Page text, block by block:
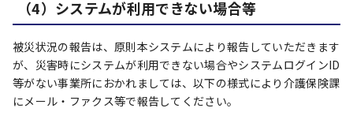
（4）システムが利用できない場合等
被災状況の報告は、原則本システムにより報告していただきます
が、災害時にシステムが利用できない場合やシステムログインID
等がない事業所におかれましては、以下の様式により介護保険課
にメール・ファクス等で報告してください。